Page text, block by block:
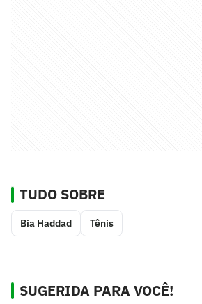
TUDO SOBRE
Bia Haddad Tênis
SUGERIDA PARA VOCÊ!